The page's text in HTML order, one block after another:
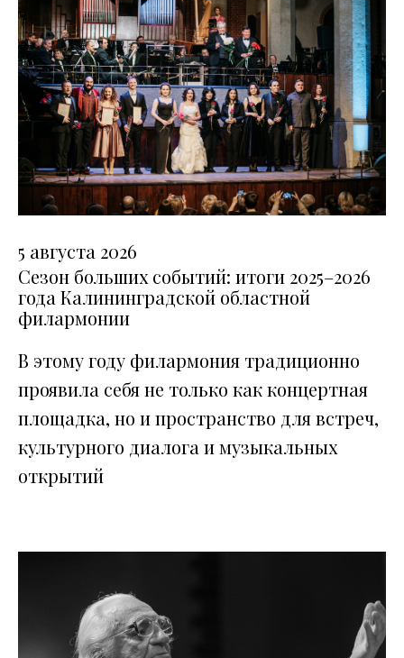
5 августа 2026
Сезон больших событий: итоги 2025–2026
года Калининградской областной
филармонии
В этому году филармония традиционно
проявила себя не только как концертная
площадка, но и пространство для встреч,
культурного диалога и музыкальных
открытий